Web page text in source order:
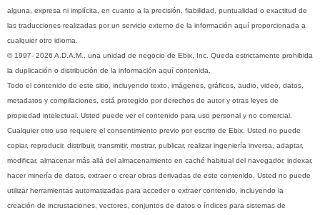
alguna, expresa ni implícita, en cuanto a la precisión, fiabilidad, puntualidad o exactitud de
las traducciones realizadas por un servicio externo de la información aquí proporcionada a
cualquier otro idioma.
© 1997- 2026 A.D.A.M., una unidad de negocio de Ebix, Inc. Queda estrictamente prohibida
la duplicación o distribución de la información aquí contenida.
Todo el contenido de este sitio, incluyendo texto, imágenes, gráficos, audio, video, datos,
metadatos y compilaciones, está protegido por derechos de autor y otras leyes de
propiedad intelectual. Usted puede ver el contenido para uso personal y no comercial.
Cualquier otro uso requiere el consentimiento previo por escrito de Ebix. Usted no puede
copiar, reproducir, distribuir, transmitir, mostrar, publicar, realizar ingeniería inversa, adaptar,
modificar, almacenar más allá del almacenamiento en caché habitual del navegador, indexar,
hacer minería de datos, extraer o crear obras derivadas de este contenido. Usted no puede
utilizar herramientas automatizadas para acceder o extraer contenido, incluyendo la
creación de incrustaciones, vectores, conjuntos de datos o índices para sistemas de